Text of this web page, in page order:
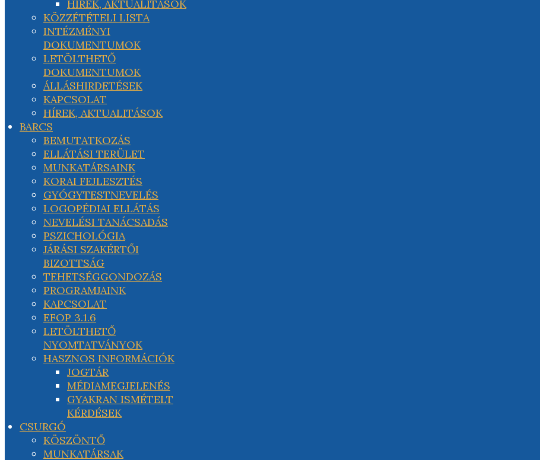
HÍREK, AKTUALITÁSOK
KÖZZÉTÉTELI LISTA
INTÉZMÉNYI
DOKUMENTUMOK
LETÖLTHETŐ
DOKUMENTUMOK
ÁLLÁSHIRDETÉSEK
KAPCSOLAT
HÍREK, AKTUALITÁSOK
BARCS
BEMUTATKOZÁS
ELLÁTÁSI TERÜLET
MUNKATÁRSAINK
KORAI FEJLESZTÉS
GYÓGYTESTNEVELÉS
LOGOPÉDIAI ELLÁTÁS
NEVELÉSI TANÁCSADÁS
PSZICHOLÓGIA
JÁRÁSI SZAKÉRTŐI
BIZOTTSÁG
TEHETSÉGGONDOZÁS
PROGRAMJAINK
KAPCSOLAT
EFOP 3.1.6
LETÖLTHETŐ
NYOMTATVÁNYOK
HASZNOS INFORMÁCIÓK
JOGTÁR
MÉDIAMEGJELENÉS
GYAKRAN ISMÉTELT
KÉRDÉSEK
CSURGÓ
KÖSZÖNTŐ
MUNKATÁRSAK